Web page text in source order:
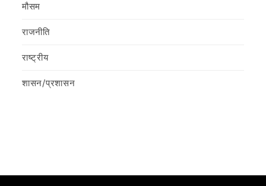
मौसम
राजनीति
राष्ट्रीय
शासन/प्रशासन